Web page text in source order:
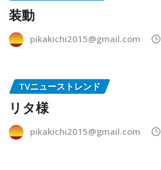
装動
pikakichi2015@gmail.com
TVニューストレンド
リタ様
pikakichi2015@gmail.com